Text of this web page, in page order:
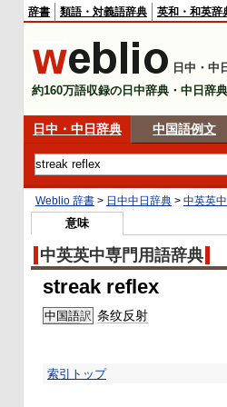
辞書 類語・対義語辞典 英和・和英辞
日中・中
約160万語収録の日中辞典・中日辞典
日中・中日辞典 中国語例文
Weblio 辞書 > 日中中日辞典 > 中英英
意味
中英英中専門用語辞典
streak reflex
中国語訳 条纹反射
索引トップ